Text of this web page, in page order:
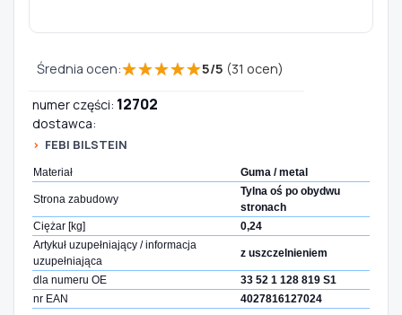
Średnia ocen:★★★★★5/5 (31 ocen)
numer części: 12702
dostawca:
FEBI BILSTEIN
Materiał Guma / metal
Strona zabudowy
Tylna oś po obydwu
stronach
Ciężar [kg]
0,24
Artykuł uzupełniający / informacja
uzupełniająca
z uszczelnieniem
dla numeru OE
33 52 1 128 819 S1
nr EAN
4027816127024